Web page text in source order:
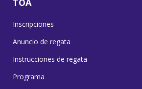
Inscripciones
Anuncio de regata
Instrucciones de regata
Programa